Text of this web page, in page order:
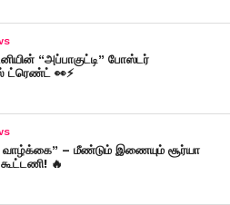
“அப்பாகுட்டி” போஸ்டர்
👀⚡
வாழ்க்கை” – மீண்டும் இணையும் சூர்யா
🔥